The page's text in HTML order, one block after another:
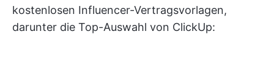
kostenlosen Influencer-Vertragsvorlagen,
darunter die Top-Auswahl von ClickUp: